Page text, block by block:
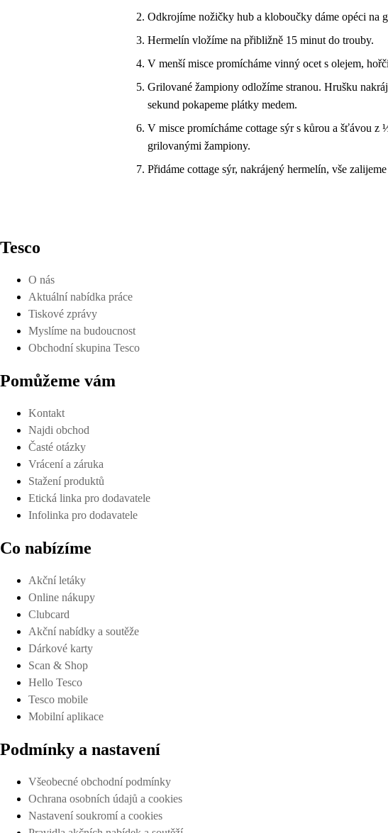
Odkrojíme nožičky hub a kloboučky dáme opéci na
Hermelín vložíme na přibližně 15 minut do trouby.
V menší misce promícháme vinný ocet s olejem,
Grilované žampiony odložíme stranou. Hrušku
sekund pokapeme plátky medem.
V misce promícháme cottage sýr s kůrou a šťávou z
grilovanými žampiony.
Přidáme cottage sýr, nakrájený hermelín, vše
Tesco
O nás
Aktuální nabídka práce
Tiskové zprávy
Myslíme na budoucnost
Obchodní skupina Tesco
Pomůžeme vám
Kontakt
Najdi obchod
Časté otázky
Vrácení a záruka
Stažení produktů
Etická linka pro dodavatele
Infolinka pro dodavatele
Co nabízíme
Akční letáky
Online nákupy
Clubcard
Akční nabídky a soutěže
Dárkové karty
Scan & Shop
Hello Tesco
Tesco mobile
Mobilní aplikace
Podmínky a nastavení
Všeobecné obchodní podmínky
Ochrana osobních údajů a cookies
Nastavení soukromí a cookies